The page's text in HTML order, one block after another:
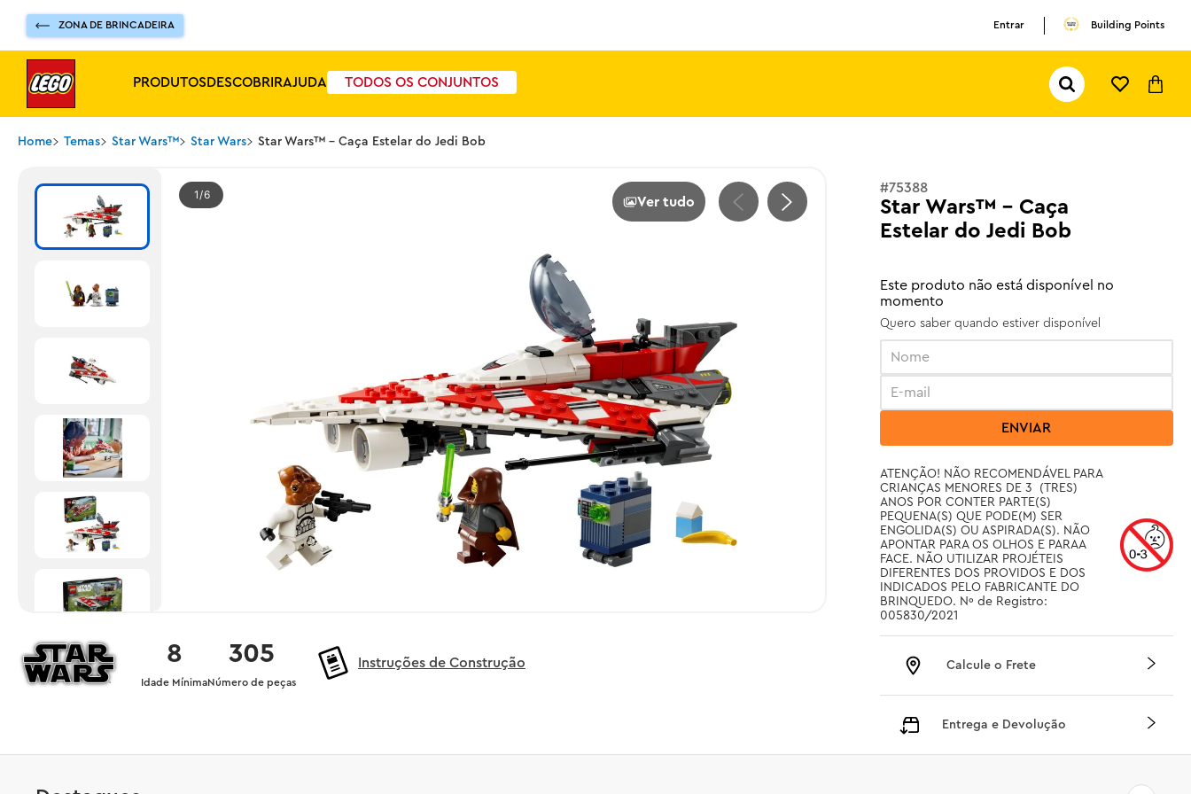
ZONA DE BRINCADEIRA Entrar Building Points
PRODUTOSDESCOBRIRAJUDA TODOS OS CONJUNTOS
Pesquisar...
Home Temas Star Wars™ Star Wars Star Wars™ - Caça Estelar do Jedi Bob
1 6 Ver tudo
305
Número de peças
8
Idade Mínima
Instruções de Construção
#75388
Star Wars™ - Caça
Estelar do Jedi Bob
Este produto não está disponível no
momento
Quero saber quando estiver disponível
ENVIAR
ATENÇÃO! NÃO RECOMENDÁVEL PARA
CRIANÇAS MENORES DE 3  (TRES)
ANOS POR CONTER PARTE(S)
PEQUENA(S) QUE PODE(M) SER
ENGOLIDA(S) OU ASPIRADA(S). NÃO
APONTAR PARA OS OLHOS E PARAA
FACE. NÃO UTILIZAR PROJÉTEIS
DIFERENTES DOS PROVIDOS E DOS
INDICADOS PELO FABRICANTE DO
BRINQUEDO. Nº de Registro:
005830/2021
Calcule o Frete
Entrega e Devolução
ferrari